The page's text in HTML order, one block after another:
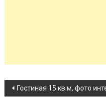
Навигация
Гостиная 15 кв м, фото